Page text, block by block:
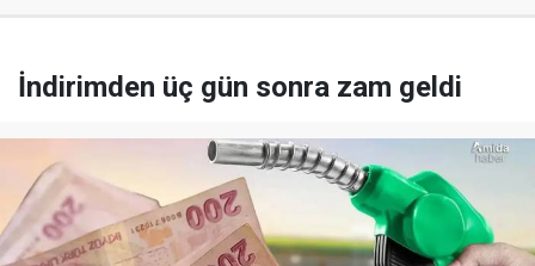
İndirimden üç gün sonra zam geldi